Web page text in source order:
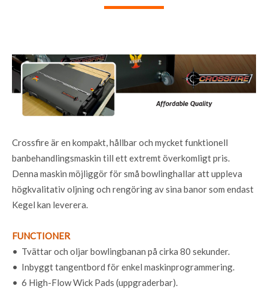
Crossfire är en kompakt, hållbar och mycket funktionell
banbehandlingsmaskin till ett extremt överkomligt pris.
Denna maskin möjliggör för små bowlinghallar att uppleva
högkvalitativ oljning och rengöring av sina banor som endast
Kegel kan leverera.
FUNCTIONER
• Tvättar och oljar bowlingbanan på cirka 80 sekunder.
• Inbyggt tangentbord för enkel maskinprogrammering.
• 6 High-Flow Wick Pads (uppgraderbar).